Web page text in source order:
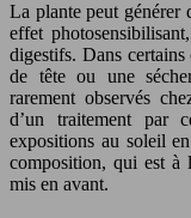
La plante peut générer
effet
digestifs. Dans
de tête ou une
rarement observés
d’un traitement par
expositions au soleil
composition, qui est à
mis en avant.